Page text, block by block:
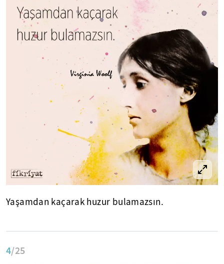
Yaşamdan kaçarak huzur bulamazsın.
4/25